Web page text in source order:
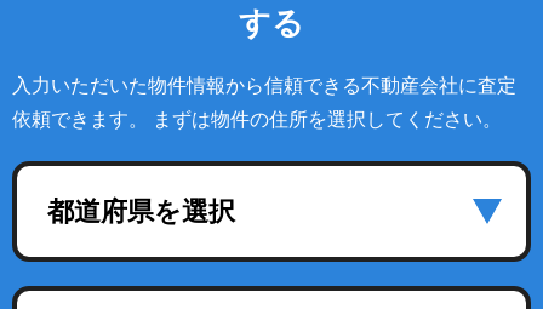
する
入力いただいた物件情報から信頼できる不動産会社に査定
依頼できます。 まずは物件の住所を選択してください。
都道府県を選択